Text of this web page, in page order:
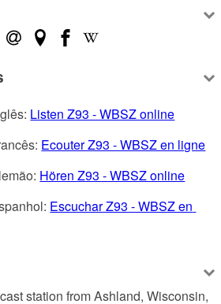
Listen Z93 - WBSZ online
Ecouter Z93 - WBSZ en ligne
Hören Z93 - WBSZ online
Escuchar Z93 - WBSZ en
station from Ashland, Wisconsin,